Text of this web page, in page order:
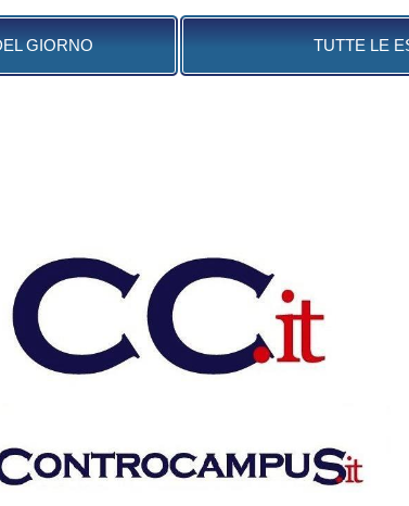
GIORNO TUTTE LE